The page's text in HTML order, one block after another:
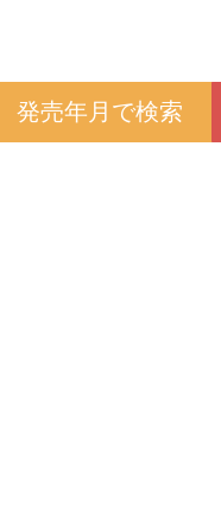
発売年月で検索